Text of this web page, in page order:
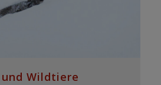
Wildtiere